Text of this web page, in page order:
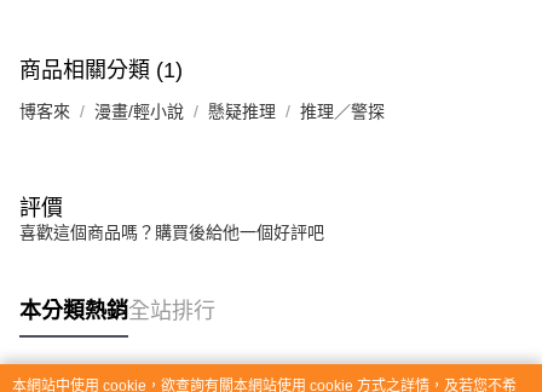
商品相關分類 (1)
博客來 漫畫/輕小說 懸疑推理 推理／警探
評價
喜歡這個商品嗎？購買後給他一個好評吧
本分類熱銷全站排行
本網站中使用 cookie，欲查詢有關本網站使用 cookie 方式之詳情，及若您不希